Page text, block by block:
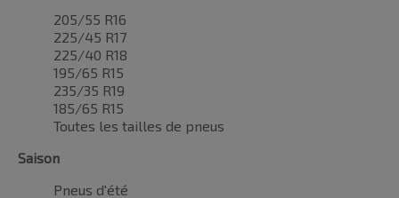
205/55 R16
225/45 R17
225/40 R18
195/65 R15
235/35 R19
185/65 R15
Toutes les tailles de pneus
Saison
Pneus d'été